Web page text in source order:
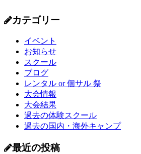
カテゴリー
イベント
お知らせ
スクール
ブログ
レンタル or 個サル 祭
大会情報
大会結果
過去の体験スクール
過去の国内・海外キャンプ
最近の投稿